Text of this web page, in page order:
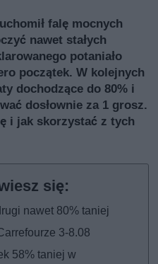
falę mocnych
nawet stałych
potaniało
początek. W kolejnych
dochodzące do 80% i
dosłownie za 1 grosz.
i jak skorzystać z tych
nawet 80% taniej
3-8.08
58% taniej w